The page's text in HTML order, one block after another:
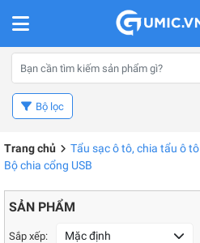
Bộ lọc
Trang chủ Tẩu sạc ô tô, chia tẩu ô tô
Bộ chia cổng USB
SẢN PHẨM
Sắp xếp: Mặc định